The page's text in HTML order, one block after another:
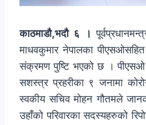
काठमाडौ,भदौ ६ ।
माधवकुमार नेपालका पीएसओसहित
संक्रमण पुष्टि भएको छ । पीएसओ
सशस्त्र प्रहरीका ९ जनामा
स्वकीय सचिव मोहन गौतमले
उहाँको परिवारका सदस्यहरुको